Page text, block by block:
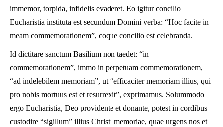
immemor, torpida, infidelis evaderet. Eo igitur concilio
Eucharistia instituta est secundum Domini verba: “Hoc facite in
meam commemorationem”, coque concilio est celebranda.
Id dictitare sanctum Basilium non taedet: “in
commemorationem”, immo in perpetuam commemorationem,
“ad indelebilem memoriam”, ut “efficaciter memoriam illius, qui
pro nobis mortuus est et resurrexit”, exprimamus. Solummodo
ergo Eucharistia, Deo providente et donante, potest in cordibus
custodire “sigillum” illius Christi memoriae, quae urgens nos et